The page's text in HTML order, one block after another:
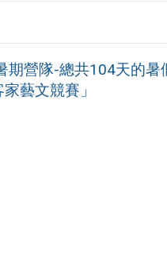
營隊-總共104天的暑
藝文競賽」